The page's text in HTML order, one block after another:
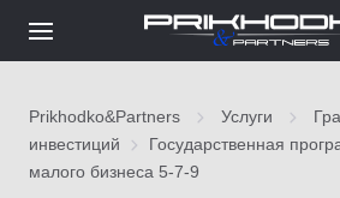
Prikhodko&Partners Услуги
инвестиций
Государственная
малого бизнеса 5-7-9